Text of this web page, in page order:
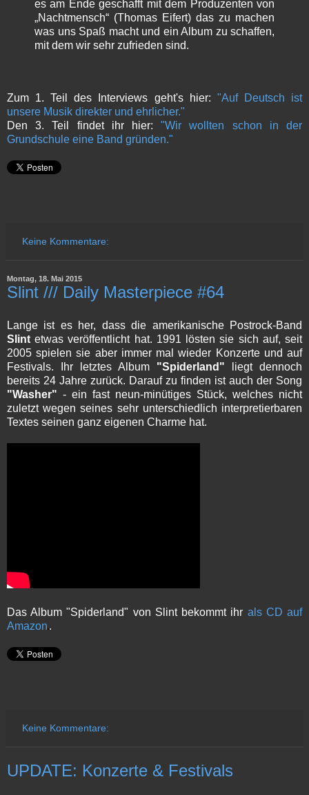
es am Ende geschafft mit dem Produzenten von
„Nachtmensch“ (Thomas Eifert) das zu machen
was uns Spaß macht und ein Album zu schaffen,
mit dem wir sehr zufrieden sind.
Zum 1. Teil des Interviews geht's hier: "Auf Deutsch ist
unsere Musik direkter und ehrlicher."
Den 3. Teil findet ihr hier:"Wir wollten schon in der
Grundschule eine Band gründen."
Keine Kommentare:
Montag, 18. Mai 2015
Slint /// Daily Masterpiece #64
Lange ist es her, dass die amerikanische Postrock-Band
Slint etwas veröffentlicht hat. 1991 lösten sie sich auf, seit
2005 spielen sie aber immer mal wieder Konzerte und auf
Festivals. Ihr letztes Album "Spiderland" liegt dennoch
bereits 24 Jahre zurück. Darauf zu finden ist auch der Song
"Washer" - ein fast neun-minütiges Stück, welches nicht
zuletzt wegen seines sehr unterschiedlich interpretierbaren
Textes seinen ganz eigenen Charme hat.
Das Album "Spiderland" von Slint bekommt ihr als CD auf
Amazon .
Keine Kommentare:
UPDATE: Konzerte & Festivals